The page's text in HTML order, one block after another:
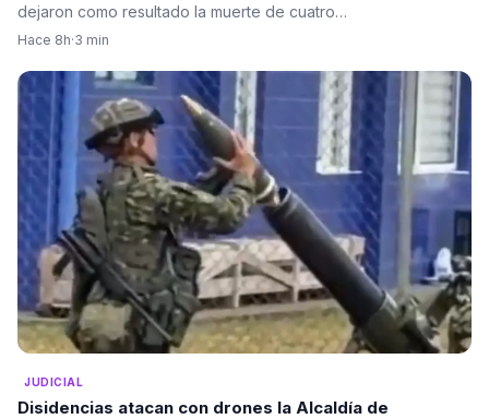
dejaron como resultado la muerte de cuatro…
Hace 8h·3 min
JUDICIAL
Disidencias atacan con drones la Alcaldía de